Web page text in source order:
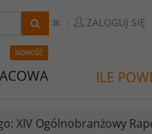
ZALOGUJ SIĘ
NOWOŚĆ
ILE
XIV Ogólnobranżowy